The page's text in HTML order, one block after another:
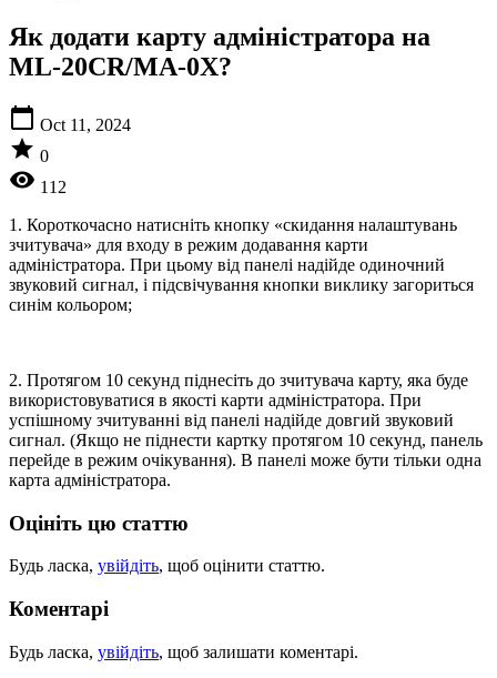
Як додати карту адміністратора на
ML-20CR/MA-0X?
calendar_today Oct 11, 2024
star 0
visibility 112
1. Короткочасно натисніть кнопку «скидання налаштувань
зчитувача» для входу в режим додавання карти
адміністратора. При цьому від панелі надійде одиночний
звуковий сигнал, і підсвічування кнопки виклику загориться
синім кольором;
2. Протягом 10 секунд піднесіть до зчитувача карту, яка буде
використовуватися в якості карти адміністратора. При
успішному зчитуванні від панелі надійде довгий звуковий
сигнал. (Якщо не піднести картку протягом 10 секунд, панель
перейде в режим очікування). В панелі може бути тільки одна
карта адміністратора.
Оцініть цю статтю
Будь ласка, увійдіть, щоб оцінити статтю.
Коментарі
Будь ласка, увійдіть, щоб залишати коментарі.